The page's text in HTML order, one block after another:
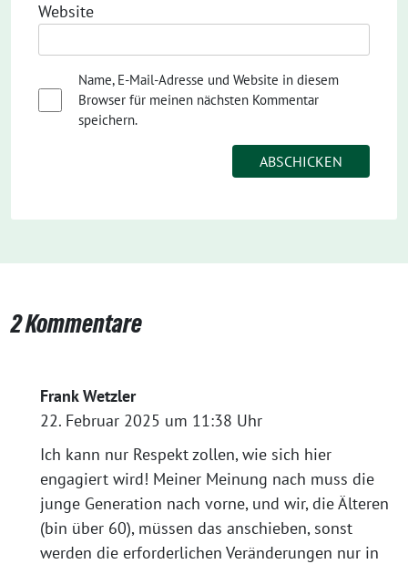
Website
Name, E-Mail-Adresse und Website in diesem
Browser für meinen nächsten Kommentar
speichern.
2 Kommentare
Frank Wetzler
22. Februar 2025 um 11:38 Uhr
Ich kann nur Respekt zollen, wie sich hier
engagiert wird! Meiner Meinung nach muss die
junge Generation nach vorne, und wir, die Älteren
(bin über 60), müssen das anschieben, sonst
werden die erforderlichen Veränderungen nur in